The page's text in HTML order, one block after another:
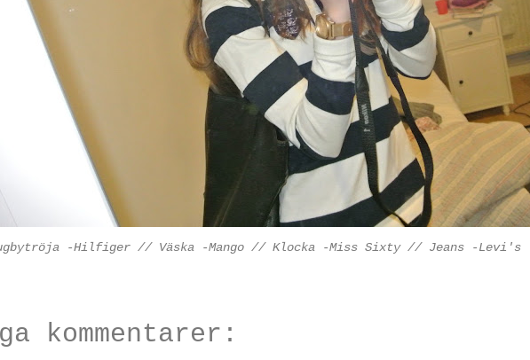
-Hilfiger // Väska -Mango // Klocka -Miss Sixty // Jeans -Levi's
kommentarer: